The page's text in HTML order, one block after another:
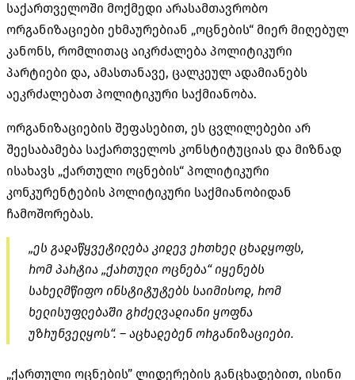
საქართველოში მოქმედი არასამთავრობო
ორგანიზაციები ეხმაურებიან „ოცნების“ მიერ მიღებულ
კანონს, რომლითაც აიკრძალება პოლიტიკური
პარტიები და, ამასთანავე, ცალკეულ ადამიანებს
აეკრძალებათ პოლიტიკური საქმიანობა.
ორგანიზაციების შეფასებით, ეს ცვლილებები არ
შეესაბამება საქართველოს კონსტიტუციას და მიზნად
ისახავს „ქართული ოცნების“ პოლიტიკური
კონკურენტების პოლიტიკური საქმიანობიდან
ჩამოშორებას.
„ეს გადაწყვეტილება კიდევ ერთხელ ცხადყოფს,
რომ პარტია „ქართული ოცნება“ იყენებს
სახელმწიფო ინსტიტუტებს საიმისოდ, რომ
ხელისუფლებაში გრძელვადიანი ყოფნა
უზრუნველყოს“. – აცხადებენ ორგანიზაციები.
„ქართული ოცნების” ლიდერების განცხადებით, ისინი